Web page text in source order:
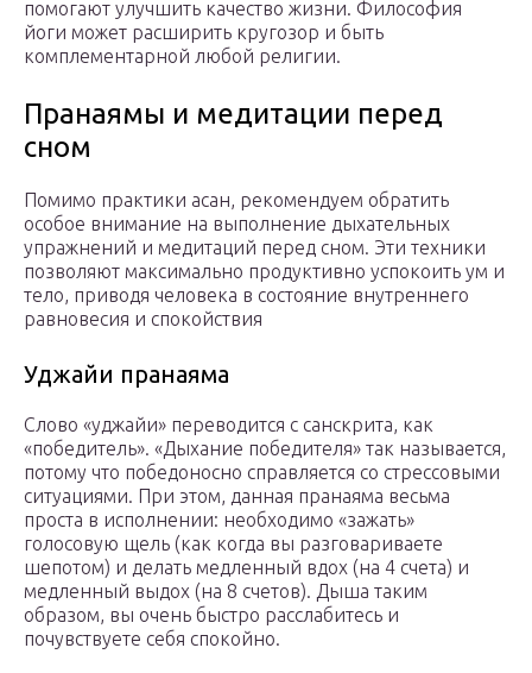
помогают улучшить качество жизни. Философия
йоги может расширить кругозор и быть
комплементарной любой религии.
Пранаямы и медитации перед
сном
Помимо практики асан, рекомендуем обратить
особое внимание на выполнение дыхательных
упражнений и медитаций перед сном. Эти техники
позволяют максимально продуктивно успокоить ум и
тело, приводя человека в состояние внутреннего
равновесия и спокойствия
Уджайи пранаяма
Слово «уджайи» переводится с санскрита, как
«победитель». «Дыхание победителя» так называется,
потому что победоносно справляется со стрессовыми
ситуациями. При этом, данная пранаяма весьма
проста в исполнении: необходимо «зажать»
голосовую щель (как когда вы разговариваете
шепотом) и делать медленный вдох (на 4 счета) и
медленный выдох (на 8 счетов). Дыша таким
образом, вы очень быстро расслабитесь и
почувствуете себя спокойно.